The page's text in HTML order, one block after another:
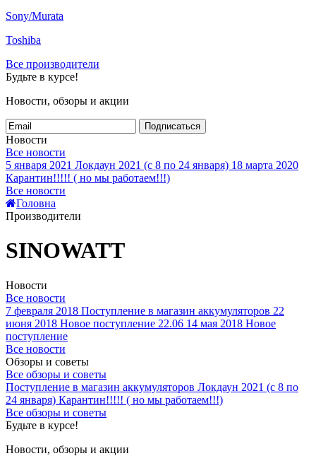
Sony/Murata
Toshiba
Все производители
Будьте в курсе!
Новости, обзоры и акции
Подписаться
Новости
Все новости
5 января 2021 Локдаун 2021 (с 8 по 24 января) 18 марта 2020
Карантин!!!!! ( но мы работаем!!!)
Все новости
Головна
Производители
SINOWATT
Новости
Все новости
7 февраля 2018 Поступление в магазин аккумуляторов 22
июня 2018 Новое поступление 22.06 14 мая 2018 Новое
поступление
Все новости
Обзоры и советы
Все обзоры и советы
Поступление в магазин аккумуляторов Локдаун 2021 (с 8 по
24 января) Карантин!!!!! ( но мы работаем!!!)
Все обзоры и советы
Будьте в курсе!
Новости, обзоры и акции